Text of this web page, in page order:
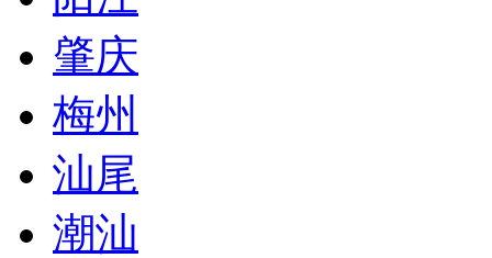
肇庆
梅州
汕尾
潮汕